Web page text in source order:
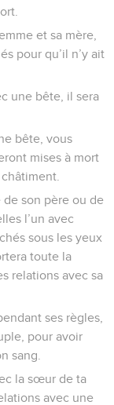
et sa mère,
pour qu’il n’y ait
une bête, il sera
bête, vous
mises à mort
son père ou de
l’un avec
sous les yeux
toute la
relations avec sa
ses règles,
pour avoir
sang.
la sœur de ta
avec une